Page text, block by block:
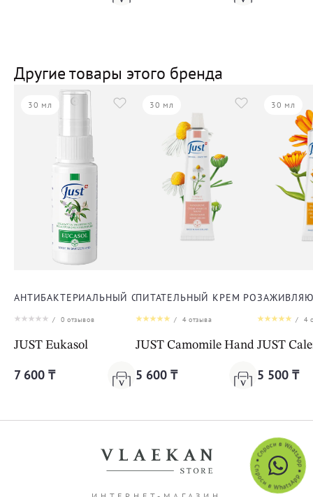
Другие товары этого бренда
30 мл
АНТИБАКТЕРИАЛЬНЫЙ СПРЕЙ ЭУКАСОЛ
/ 0 отзывов
JUST Eukasol
7 600 ₸
30 мл
ПИТАТЕЛЬНЫЙ КРЕМ РОМАШКА
/ 4отзыва
JUST Camomile Hand Cream
5 600 ₸
30 мл
/ 4
JUST
5 500 ₸